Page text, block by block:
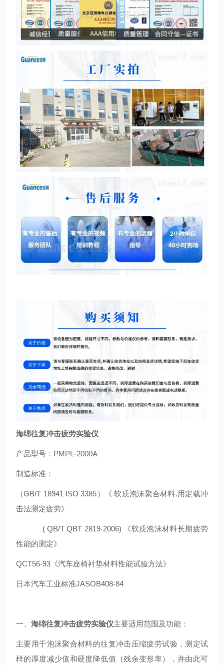
海绵往复冲击疲劳实验仪
产品型号：PMPL-2000A
制造标准：
（GB/T 18941 ISO 3385）《 软质泡沫聚合材料.用定载冲
击法测定疲劳》
( QB/T QBT 2819-2006) 《软质泡沫材料长期疲劳
性能的测定》
QCT56-93《汽车座椅衬垫材料性能试验方法》
日本汽车工业标准JASOB408-84
一、 海绵往复冲击疲劳实验仪主要适用范围及功能：
主要用于泡沫聚合材料的往复冲击压缩疲劳试验，测定试
样的厚度减少值和硬度降低值（残余变形率），并由此可